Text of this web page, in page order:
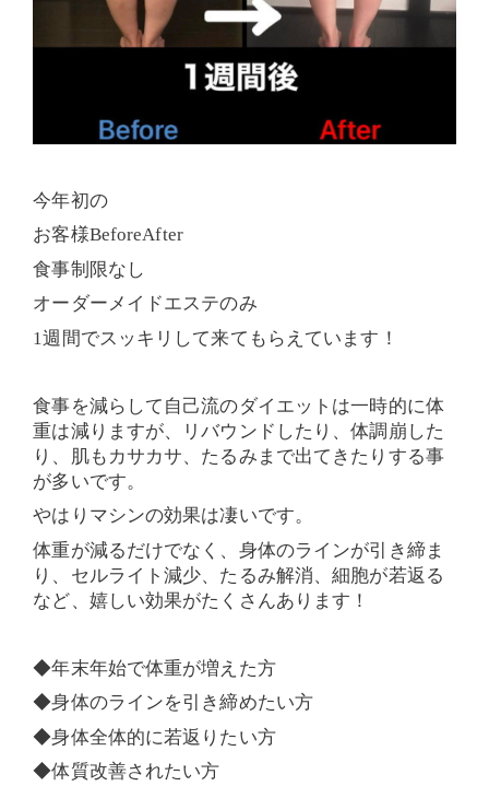
今年初の
お客様BeforeAfter
食事制限なし
オーダーメイドエステのみ
1週間でスッキリして来てもらえています！
食事を減らして自己流のダイエットは一時的に体
重は減りますが、リバウンドしたり、体調崩した
り、肌もカサカサ、たるみまで出てきたりする事
が多いです。
やはりマシンの効果は凄いです。
体重が減るだけでなく、身体のラインが引き締ま
り、セルライト減少、たるみ解消、細胞が若返る
など、嬉しい効果がたくさんあります！
◆年末年始で体重が増えた方
◆身体のラインを引き締めたい方
◆身体全体的に若返りたい方
◆体質改善されたい方